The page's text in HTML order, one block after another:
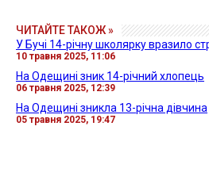
ЧИТАЙТЕ ТАКОЖ »
У Бучі 14-річну школярку вразило
10 травня 2025, 11:06
На Одещині зник 14-річний хлопець
06 травня 2025, 12:39
На Одещині зникла 13-річна дівчина
05 травня 2025, 19:47